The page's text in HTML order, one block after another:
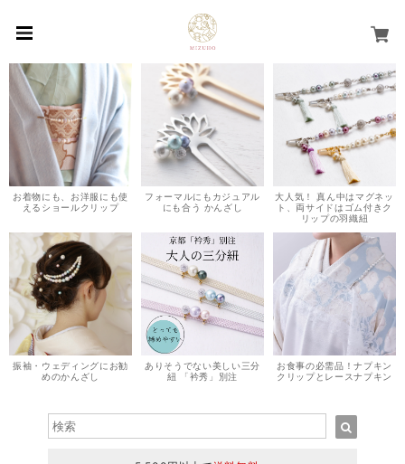
お着物にも、お洋服にも使
えるショールクリップ
フォーマルにもカジュアル
にも合う かんざし
大人気！ 真ん中はマグネッ
ト、両サイドはゴム付きク
リップの羽織紐
振袖・ウェディングにお勧
めのかんざし
ありそうでない美しい三分
紐 「衿秀」別注
お食事の必需品！ナプキン
クリップとレースナプキン